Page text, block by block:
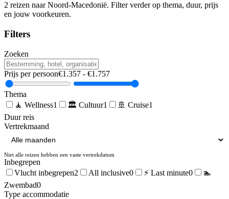
2 reizen naarNoord-Macedonië. Filter verder op thema, duur, prijs
en jouw voorkeuren.
Filters
Zoeken
Prijs per persoon€1.357 - €1.757
Thema
🧘 Wellness1 🏛️ Cultuur1 🚢 Cruise1
Duur reis
Vertrekmaand
Niet alle reizen hebben een vaste vertrekdatum
Inbegrepen
Vlucht inbegrepen2 All inclusive0 ⚡ Last minute0
🏊
Zwembad0
Type accommodatie